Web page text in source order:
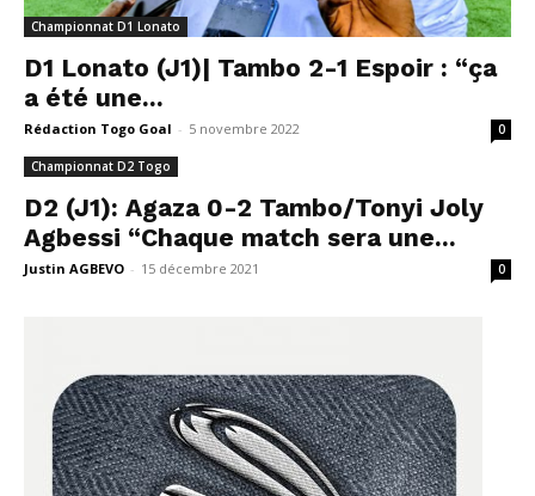
Championnat D1 Lonato
D1 Lonato (J1)| Tambo 2-1 Espoir : “ça
a été une...
Rédaction Togo Goal - 5 novembre 2022 0
Championnat D2 Togo
D2 (J1): Agaza 0-2 Tambo/Tonyi Joly
Agbessi “Chaque match sera une...
Justin AGBEVO - 15 décembre 2021 0